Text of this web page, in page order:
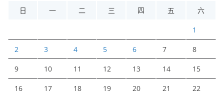
日
一 二 三 四 五 六
1
2 3 4 5 6 7 8
9 10 11 12 13 14 15
16 17 18 19 20 21 22